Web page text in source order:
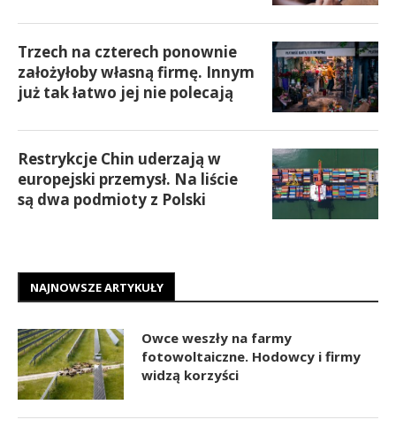
Trzech na czterech ponownie
założyłoby własną firmę. Innym
już tak łatwo jej nie polecają
Restrykcje Chin uderzają w
europejski przemysł. Na liście
są dwa podmioty z Polski
NAJNOWSZE ARTYKUŁY
Owce weszły na farmy
fotowoltaiczne. Hodowcy i firmy
widzą korzyści